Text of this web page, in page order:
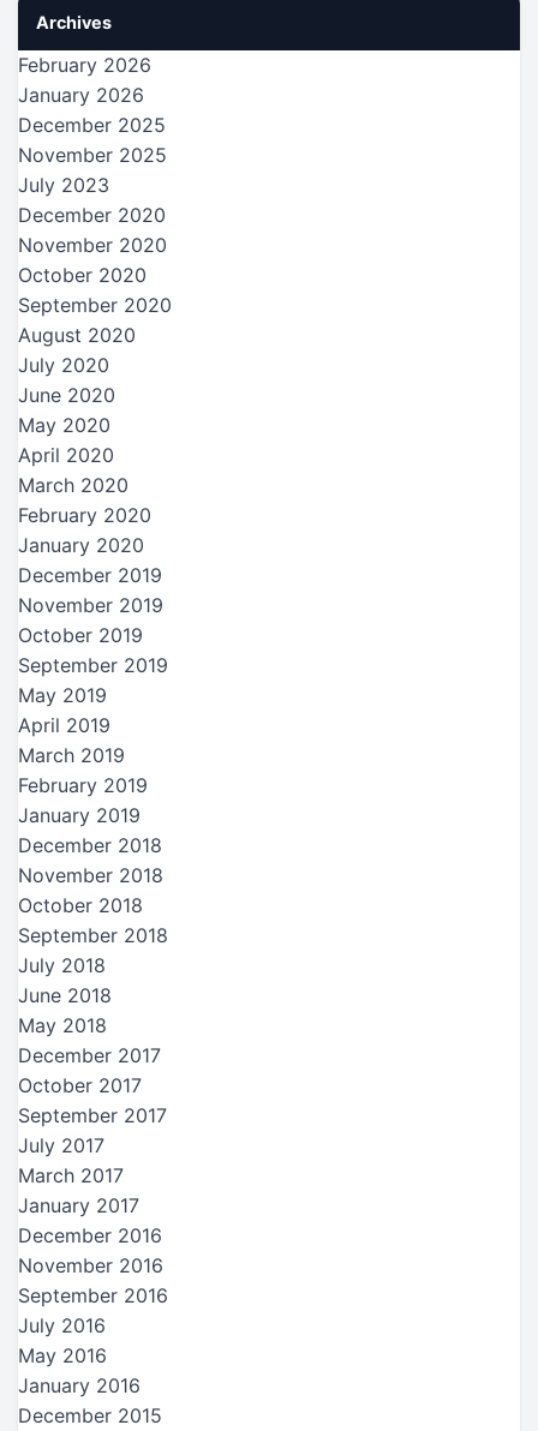
Archives
February 2026
January 2026
December 2025
November 2025
July 2023
December 2020
November 2020
October 2020
September 2020
August 2020
July 2020
June 2020
May 2020
April 2020
March 2020
February 2020
January 2020
December 2019
November 2019
October 2019
September 2019
May 2019
April 2019
March 2019
February 2019
January 2019
December 2018
November 2018
October 2018
September 2018
July 2018
June 2018
May 2018
December 2017
October 2017
September 2017
July 2017
March 2017
January 2017
December 2016
November 2016
September 2016
July 2016
May 2016
January 2016
December 2015